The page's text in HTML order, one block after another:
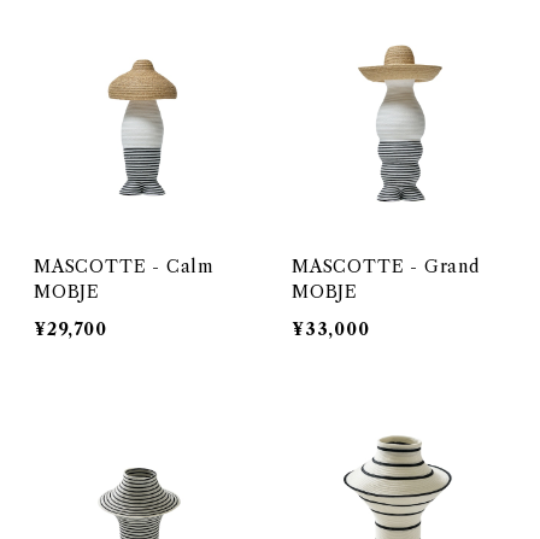
MASCOTTE - Calm
MOBJE
¥29,700
MASCOTTE - Grand
MOBJE
¥33,000